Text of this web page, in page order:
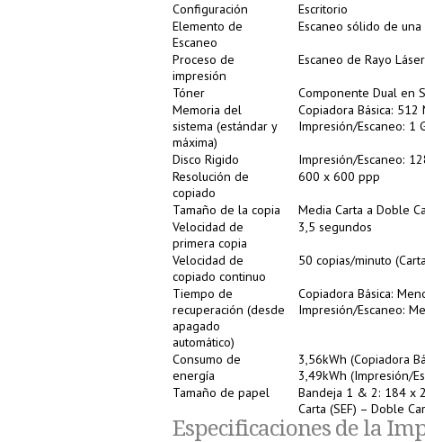
Configuración
Escritorio
Elemento de
Escaneo
Escaneo sólido de
Proceso de
impresión
Escaneo de Rayo
Tóner
Componente Dual en
Memoria del
sistema (estándar y
máxima)
Copiadora Básica: 512
Impresión/Escaneo: 1
Disco Rigido
Impresión/Escaneo:
Resolución de
copiado
600 x 600 ppp
Tamaño de la copia
Media Carta a Doble
Velocidad de
primera copia
3,5 segundos
Velocidad de
copiado continuo
50 copias/minuto
Tiempo de
recuperación (desde
apagado
automático)
Copiadora Básica:
Impresión/Escaneo:
Consumo de
energía
3,56kWh (Copiadora
3,49kWh (Impresión/
Tamaño de papel
Bandeja 1 & 2: 184 x
Carta (SEF) – Doble
Especificaciones de la